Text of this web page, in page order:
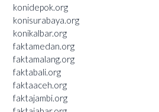
konidepok.org
konisurabaya.org
konikalbar.org
faktamedan.org
faktamalang.org
faktabali.org
faktaaceh.org
faktajambi.org